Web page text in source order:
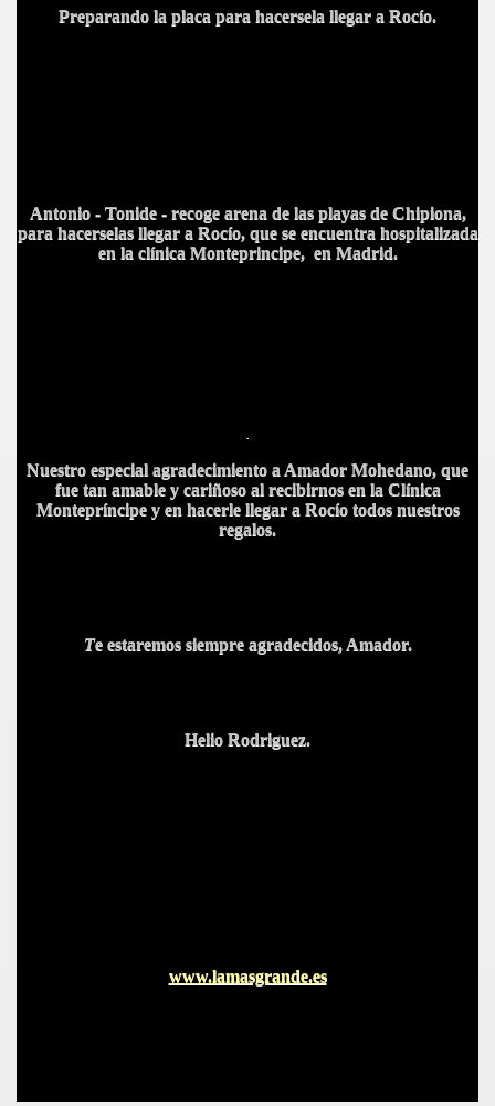
Preparando la placa para hacersela llegar a Rocío.
Antonio - Tonide - recoge arena de las playas de Chipiona,
para hacerselas llegar a Rocío, que se encuentra hospitalizada
en la clínica Monteprincipe, en Madrid.
Nuestro especial agradecimiento a Amador Mohedano, que
fue tan amable y cariñoso al recibirnos en la Clínica
Montepríncipe y en hacerle llegar a Rocío todos nuestros
regalos.
Te estaremos siempre agradecidos, Amador.
Helio Rodriguez.
www.lamasgrande.es